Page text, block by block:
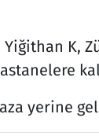
Yiğithan K,
yerine